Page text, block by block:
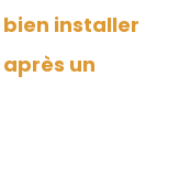
installer
un